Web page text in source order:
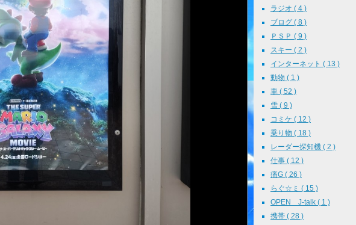
ラジオ ( 4 )
ブログ ( 8 )
ＰＳＰ ( 9 )
スキー ( 2 )
インターネット ( 13 )
動物 ( 1 )
車 ( 52 )
雪 ( 9 )
コミケ ( 12 )
乗り物 ( 18 )
レーダー探知機 ( 2 )
仕事 ( 12 )
痛G ( 26 )
らぐ☆ミ ( 15 )
OPEN J-talk ( 1 )
携帯 ( 28 )